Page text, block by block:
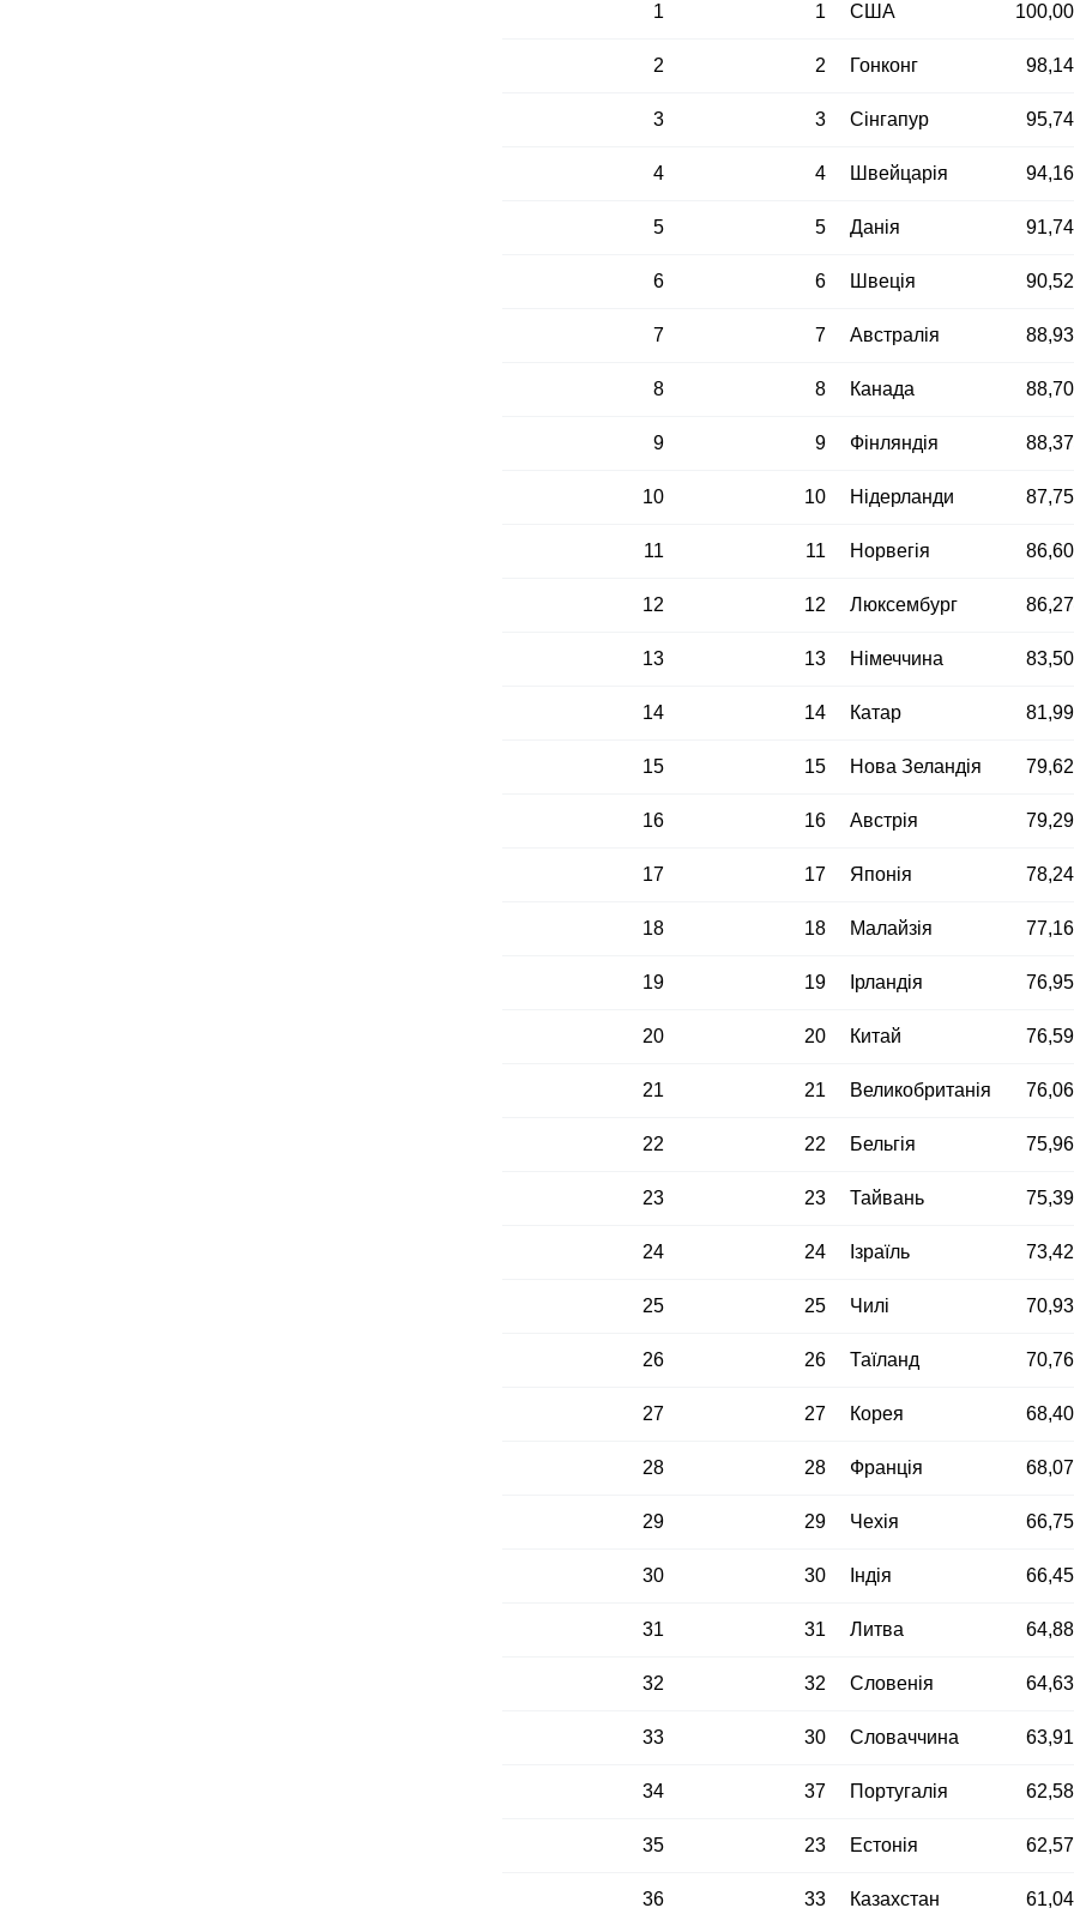
1 1 США
2 2 Гонконг
3 3 Сінгапур
4 4 Швейцарія
5 5 Данія
6 6 Швеція
7 7 Австралія
8 8 Канада
9 9 Фінляндія
10 10 Нідерланди
11 11 Норвегія
12 12 Люксембург
13 13 Німеччина
14 14 Катар
15 15 Нова Зеландія
16 16 Австрія
17 17 Японія
18 18 Малайзія
19 19 Ірландія
20 20 Китай
21 21 Великобританія
22 22 Бельгія
23 23 Тайвань
24 24 Ізраїль
25 25 Чилі
26 26 Таїланд
27 27 Корея
28 28 Франція
29 29 Чехія
30 30 Індія
31 31 Литва
32 32 Словенія
33 30 Словаччина
34 37 Португалія
35 23 Естонія
36 33 Казахстан